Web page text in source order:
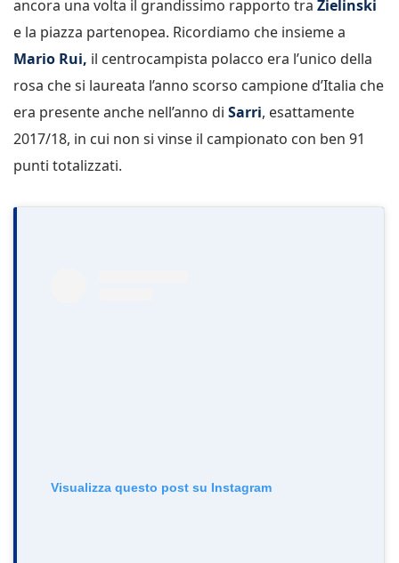
ancora una volta il grandissimo rapporto tra Zielinski
e la piazza partenopea. Ricordiamo che insieme a
Mario Rui, il centrocampista polacco era l’unico della
rosa che si laureata l’anno scorso campione d’Italia che
era presente anche nell’anno di Sarri, esattamente
2017/18, in cui non si vinse il campionato con ben 91
punti totalizzati.
Visualizza questo post su Instagram